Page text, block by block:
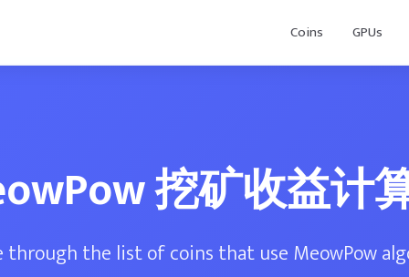
Coins GPUs
挖矿收益计
through the list of coins that use MeowPow